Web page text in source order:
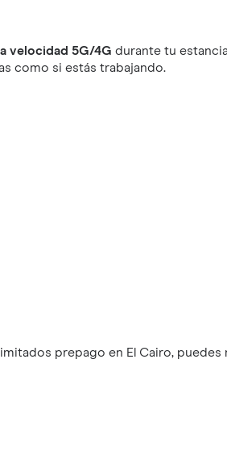
velocidad 5G/4G durante tu
como si estás trabajando.
prepago en El Cairo,